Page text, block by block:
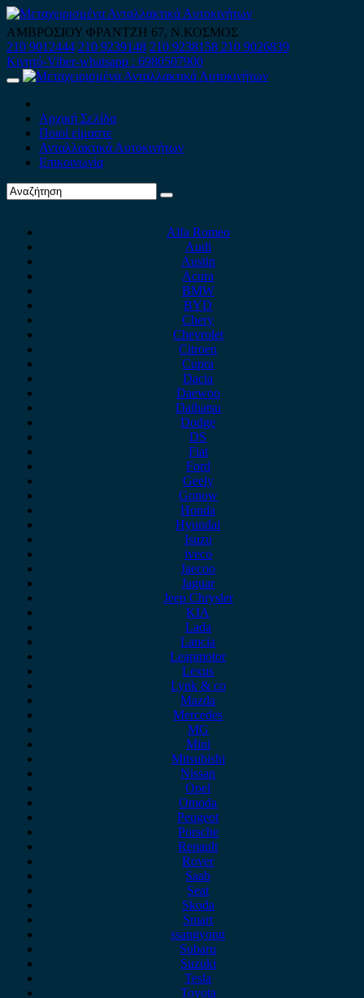
Skip
to
content
ΑΜΒΡΟΣΙΟΥ ΦΡΑΝΤΖΗ 67, Ν.ΚΟΣΜΟΣ
210 9012444 210 9239148 210 9238158 210 9026839
Κινητό-Viber-whatsapp : 6980507900
Primary
Αρχική Σελίδα
Ποιοί είμαστε
Ανταλλακτικά Αυτοκινήτων
Επικοινωνία
Alfa Romeo
Audi
Austin
Acura
BMW
BYD
Chery
Chevrolet
Citroen
Cupra
Dacia
Daewoo
Daihatsu
Dodge
DS
Fiat
Ford
Geely
Gonow
Honda
Hyundai
Isuzu
iveco
Jaecoo
Jaguar
Jeep Chrysler
KIA
Lada
Lancia
Leapmotor
Lexus
Lynk & co
Mazda
Mercedes
MG
Mini
Mitsubishi
Nissan
Opel
Omoda
Peugeot
Porsche
Renault
Rover
Saab
Seat
Skoda
Smart
ssangyong
Subaru
Suzuki
Tesla
Toyota